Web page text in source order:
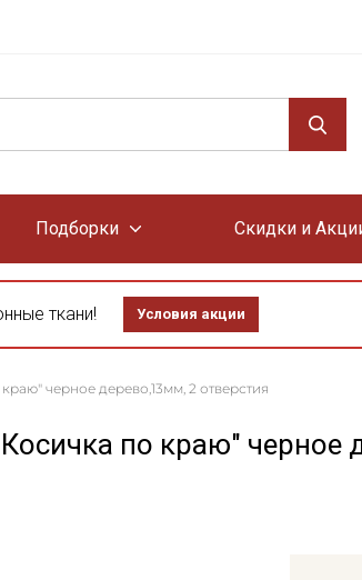
Подборки Скидки и
ткани! Условия акции
черное дерево,13мм, 2 отверстия
по краю" черное